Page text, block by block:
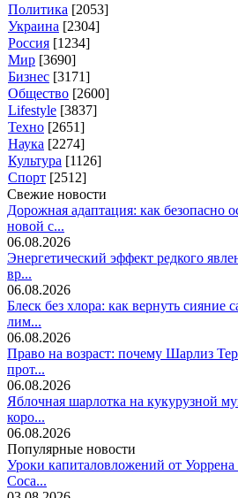
Политика [2053]
Украина [2304]
Россия [1234]
Мир [3690]
Бизнес [3171]
Общество [2600]
Lifestyle [3837]
Техно [2651]
Наука [2274]
Культура [1126]
Спорт [2512]
Свежие новости
Дорожная адаптация: как безопасно
новой с...
06.08.2026
Энергетический эффект редкого
вр...
06.08.2026
Блеск без хлора: как вернуть сияние
лим...
06.08.2026
Право на возраст: почему Шарлиз
прот...
06.08.2026
Яблочная шарлотка на кукурузной
коро...
06.08.2026
Популярные новости
Уроки капиталовложений от
Coca...